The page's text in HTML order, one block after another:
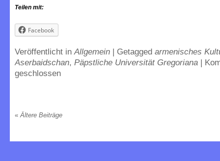
Teilen mit:
Facebook
Veröffentlicht inAllgemein | Getagged armenisches
Aserbaidschan, Päpstliche Universität Gregoriana |
geschlossen
« Ältere Beiträge